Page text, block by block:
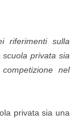
riferimenti sulla
privata sia
nel
privata sia una